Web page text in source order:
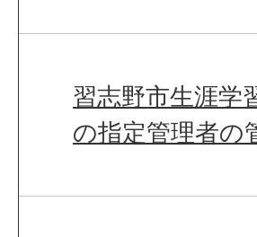
習志野市生涯学
の指定管理者の